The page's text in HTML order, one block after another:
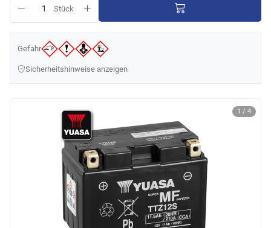
1 / 4
Stück
Gefahr
Sicherheitshinweise anzeigen